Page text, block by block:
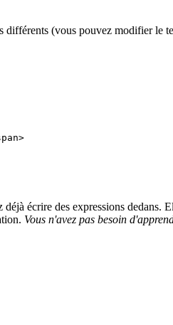
différents (vous pouvez modifier le
écrire des expressions
Vous n'avez pas besoin